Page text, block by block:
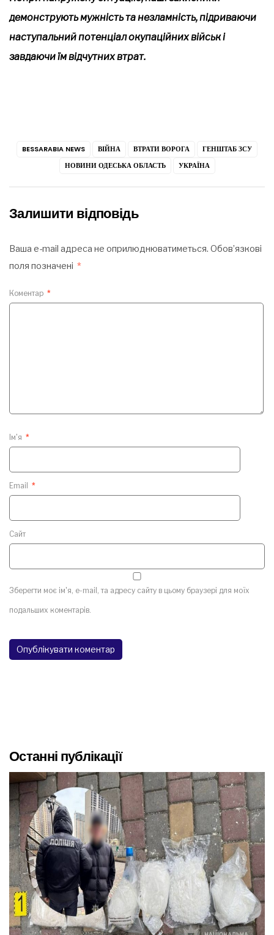
демонструють мужність та незламність, підриваючи
наступальний потенціал окупаційних військ і
завдаючи їм відчутних втрат.
BESSARABIA NEWS ВІЙНА ВТРАТИ ВОРОГА
ГЕНШТАБ ЗСУ
НОВИНИ ОДЕСЬКА ОБЛАСТЬ
УКРАЇНА
Залишити відповідь
Ваша e-mail адреса не оприлюднюватиметься. Обов’язкові
поля позначені *
Коментар *
Ім'я *
Email *
Сайт
Зберегти моє ім'я, e-mail, та адресу сайту в цьому браузері для моїх
подальших коментарів.
Останні публікації